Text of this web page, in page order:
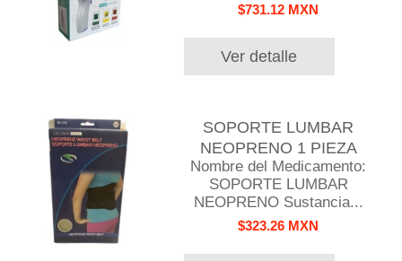
$731.12 MXN
Ver detalle
SOPORTE LUMBAR
NEOPRENO 1 PIEZA
Nombre del Medicamento:
SOPORTE LUMBAR
NEOPRENO Sustancia...
$323.26 MXN